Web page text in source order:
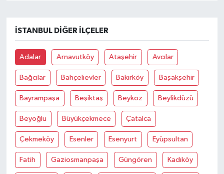
İSTANBUL DIĞER İLÇELER
Adalar Arnavutköy Ataşehir Avcılar
Bağcılar Bahçelievler Bakırköy Başakşehir
Bayrampaşa Beşiktaş Beykoz Beylikdüzü
Beyoğlu Büyükçekmece Çatalca
Çekmeköy Esenler Esenyurt Eyüpsultan
Fatih Gaziosmanpaşa Güngören Kadıköy